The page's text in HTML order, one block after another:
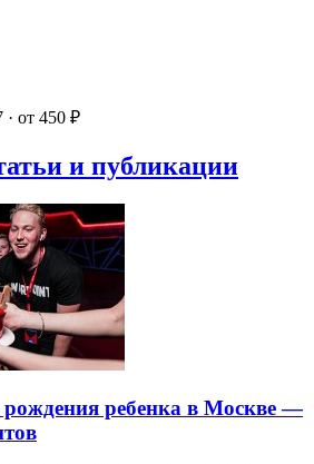
· от 450 ₽
и публикации
рождения ребенка в Москве —